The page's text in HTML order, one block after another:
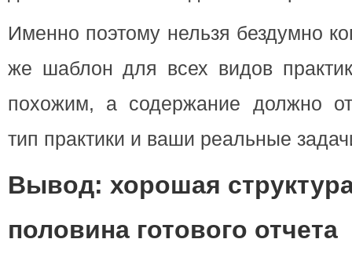
Именно поэтому нельзя бездумно
же шаблон для всех видов
похожим, а содержание должно
тип практики и ваши реальные
Вывод: хорошая
половина готового отчета